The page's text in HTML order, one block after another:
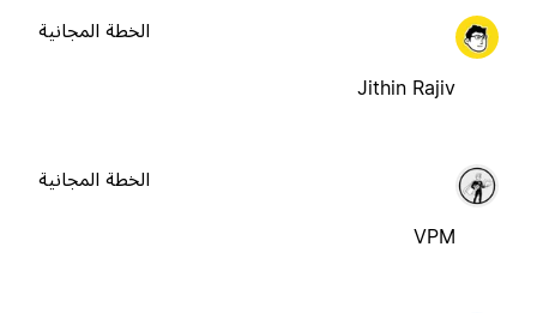
Jithin Rajiv
الخطة المجانية
VPM
الخطة المجانية